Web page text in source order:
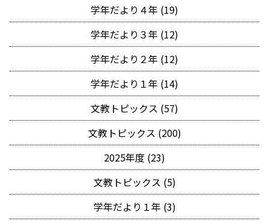
学年だより４年 (19)
学年だより３年 (12)
学年だより２年 (12)
学年だより１年 (14)
文教トピックス (57)
文教トピックス (200)
2025年度 (23)
文教トピックス (5)
学年だより１年 (3)